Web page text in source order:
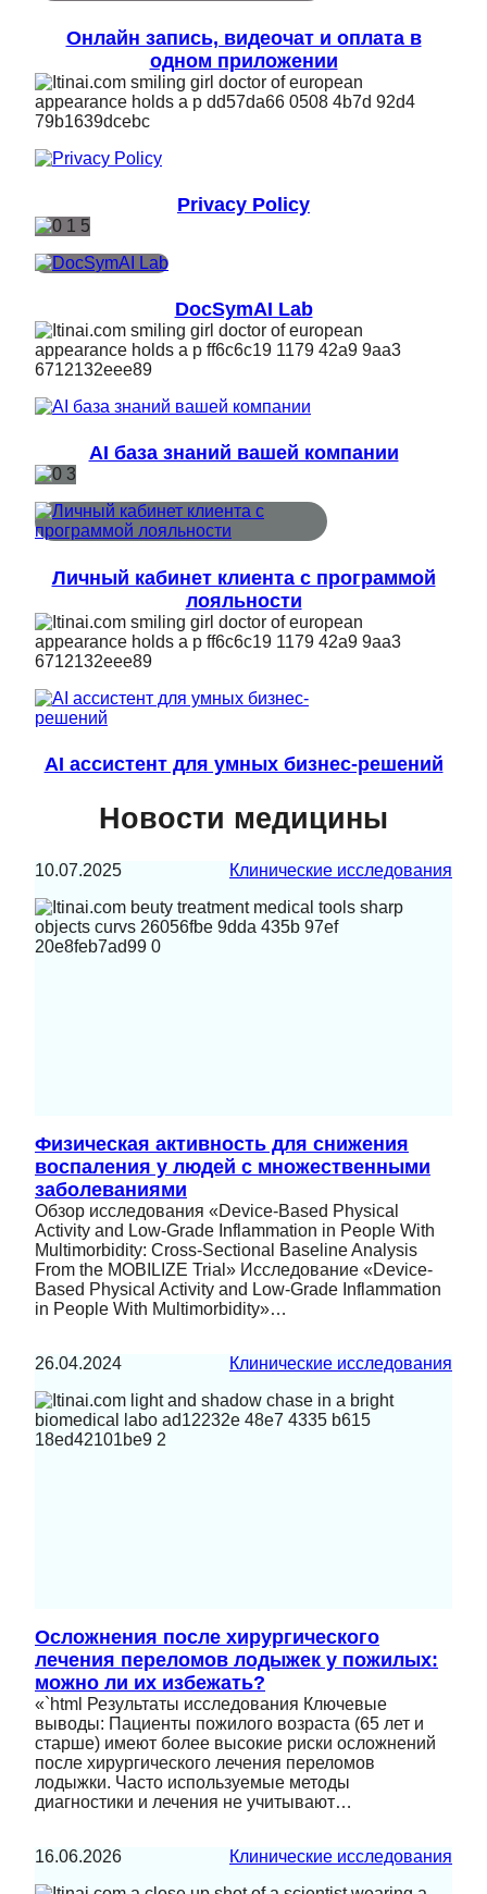
Онлайн запись, видеочат и оплата в
одном приложении
Privacy Policy
DocSymAI Lab
AI база знаний вашей компании
Личный кабинет клиента с программой
лояльности
AI ассистент для умных бизнес-решений
Новости медицины
10.07.2025 Клинические исследования
Физическая активность для снижения
воспаления у людей с множественными
заболеваниями
Обзор исследования «Device-Based Physical
Activity and Low-Grade Inflammation in People With
Multimorbidity: Cross-Sectional Baseline Analysis
From the MOBILIZE Trial» Исследование «Device-
Based Physical Activity and Low-Grade Inflammation
in People With Multimorbidity»…
26.04.2024 Клинические исследования
Осложнения после хирургического
лечения переломов лодыжек у пожилых:
можно ли их избежать?
«`html Результаты исследования Ключевые
выводы: Пациенты пожилого возраста (65 лет и
старше) имеют более высокие риски осложнений
после хирургического лечения переломов
лодыжки. Часто используемые методы
диагностики и лечения не учитывают…
16.06.2026 Клинические исследования